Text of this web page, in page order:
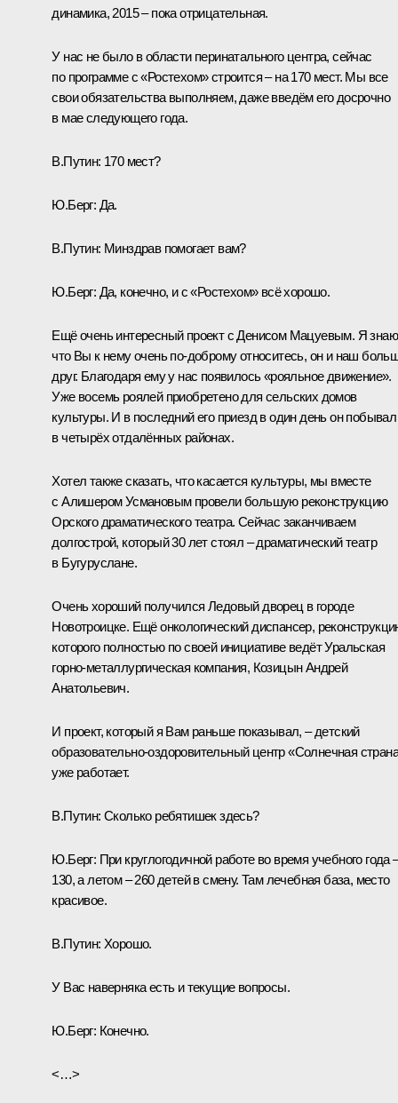
динамика, 2015 – пока отрицательная.
У нас не было в области перинатального центра, сейчас
по программе с «Ростехом» строится – на 170 мест. Мы все
свои обязательства выполняем, даже введём его досрочно
в мае следующего года.
В.Путин: 170 мест?
Ю.Берг: Да.
В.Путин: Минздрав помогает вам?
Ю.Берг: Да, конечно, и с «Ростехом» всё хорошо.
Ещё очень интересный проект с Денисом Мацуевым. Я
что Вы к нему очень по‑доброму относитесь, он и наш
друг. Благодаря ему у нас появилось «рояльное движение».
Уже восемь роялей приобретено для сельских домов
культуры. И в последний его приезд в один день он побывал
в четырёх отдалённых районах.
Хотел также сказать, что касается культуры, мы вместе
с Алишером Усмановым провели большую реконструкцию
Орского драматического театра. Сейчас заканчиваем
долгострой, который 30 лет стоял – драматический театр
в Бугуруслане.
Очень хороший получился Ледовый дворец в городе
Новотроицке. Ещё онкологический диспансер,
которого полностью по своей инициативе ведёт Уральская
горно-металлургическая компания, Козицын Андрей
Анатольевич.
И проект, который я Вам раньше показывал, – детский
образовательно-оздоровительный центр «Солнечная
уже работает.
В.Путин: Сколько ребятишек здесь?
Ю.Берг: При круглогодичной работе во время учебного года
130, а летом – 260 детей в смену. Там лечебная база, место
красивое.
В.Путин: Хорошо.
У Вас наверняка есть и текущие вопросы.
Ю.Берг: Конечно.
<…>